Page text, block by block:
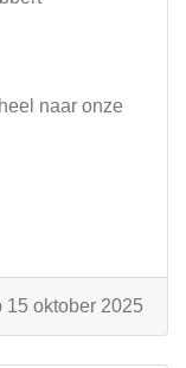
naar onze
15 oktober 2025